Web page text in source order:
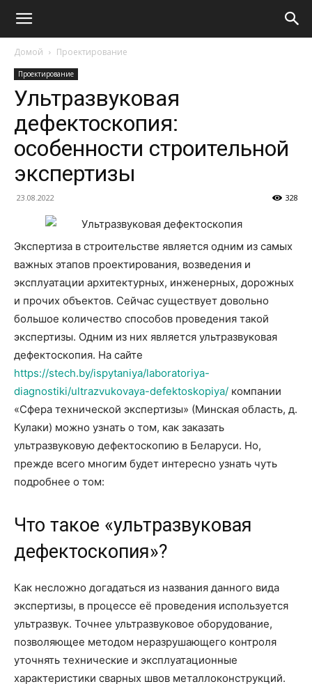
Домой Проектирование
Проектирование
Ультразвуковая
дефектоскопия:
особенности строительной
экспертизы
23.08.2022 328
Экспертиза в строительстве является одним из самых
важных этапов проектирования, возведения и
эксплуатации архитектурных, инженерных, дорожных
и прочих объектов. Сейчас существует довольно
большое количество способов проведения такой
экспертизы. Одним из них является ультразвуковая
дефектоскопия. На сайте
https://stech.by/ispytaniya/laboratoriya-
diagnostiki/ultrazvukovaya-defektoskopiya/ компании
«Сфера технической экспертизы» (Минская область, д.
Кулаки) можно узнать о том, как заказать
ультразвуковую дефектоскопию в Беларуси. Но,
прежде всего многим будет интересно узнать чуть
подробнее о том:
Что такое «ультразвуковая
дефектоскопия»?
Как несложно догадаться из названия данного вида
экспертизы, в процессе её проведения используется
ультразвук. Точнее ультразвуковое оборудование,
позволяющее методом неразрушающего контроля
уточнять технические и эксплуатационные
характеристики сварных швов металлоконструкций.